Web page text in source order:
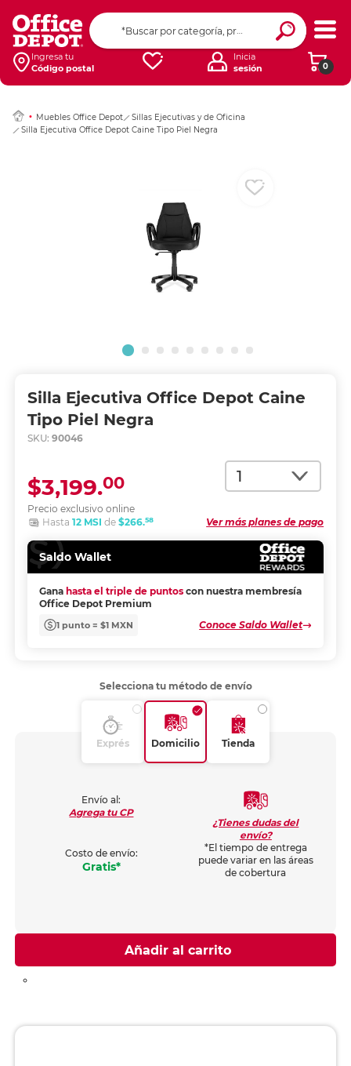
Ingresa tu
Código postal
0
Inicia
sesión
Muebles Office Depot
Sillas Ejecutivas y de Oficina
Silla Ejecutiva Office Depot Caine Tipo Piel Negra
Silla Ejecutiva Office Depot Caine
Tipo Piel Negra
SKU: 90046
Cantidad
Precio exclusivo online
$3,199.00
Ver más planes de pago
Hasta 12 MSI de $266.58
Saldo Wallet
Gana hasta el triple de puntos con nuestra membresía
Office Depot Premium
1 punto = $1 MXN Conoce Saldo Wallet
Ingresar Codigo
Selecciona tu método de envío
Exprés Domicilio Tienda
Envío al:
Agrega tu CP
Costo de envío:
Gratis*
¿Tienes dudas del
envío?
*El tiempo de entrega
puede variar en las áreas
de cobertura
Añadir al carrito